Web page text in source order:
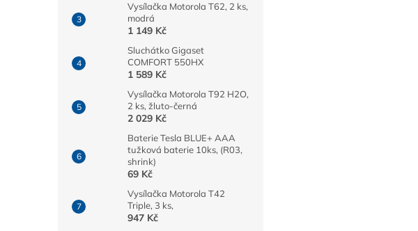
Vysílačka Motorola T62, 2 ks,
modrá
1 149 Kč
Sluchátko Gigaset
COMFORT 550HX
1 589 Kč
Vysílačka Motorola T92 H2O,
2 ks, žluto-černá
2 029 Kč
Baterie Tesla BLUE+ AAA
tužková baterie 10ks, (R03,
shrink)
69 Kč
Vysílačka Motorola T42
Triple, 3 ks,
947 Kč